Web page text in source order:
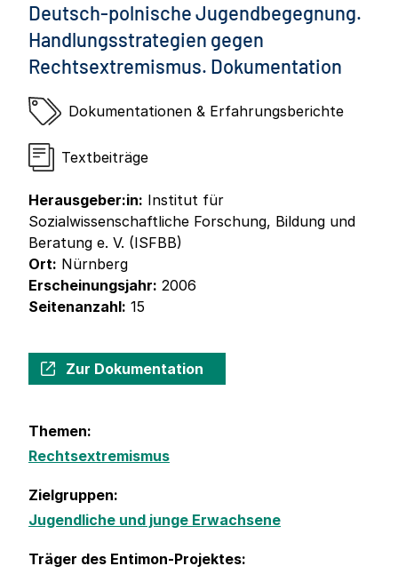
Deutsch-polnische Jugendbegegnung.
Handlungsstrategien gegen
Rechtsextremismus. Dokumentation
Dokumentationen & Erfahrungsberichte
Textbeiträge
Herausgeber:in: Institut für
Sozialwissenschaftliche Forschung, Bildung und
Beratung e. V. (ISFBB)
Ort: Nürnberg
Erscheinungsjahr: 2006
Seitenanzahl: 15
Zur Dokumentation
Themen:
Rechtsextremismus
Zielgruppen:
Jugendliche und junge Erwachsene
Träger des Entimon-Projektes: